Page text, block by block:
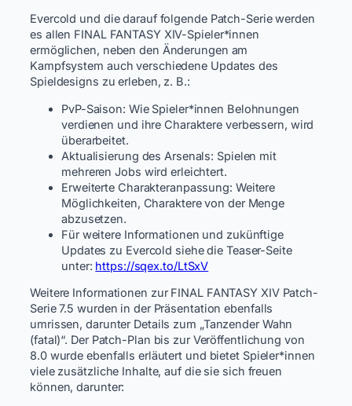
Evercold und die darauf folgende Patch-Serie werden
es allen FINAL FANTASY XIV-Spieler*innen
ermöglichen, neben den Änderungen am
Kampfsystem auch verschiedene Updates des
Spieldesigns zu erleben, z. B.:
PvP-Saison: Wie Spieler*innen Belohnungen
verdienen und ihre Charaktere verbessern, wird
überarbeitet.
Aktualisierung des Arsenals: Spielen mit
mehreren Jobs wird erleichtert.
Erweiterte Charakteranpassung: Weitere
Möglichkeiten, Charaktere von der Menge
abzusetzen.
Für weitere Informationen und zukünftige
Updates zu Evercold siehe die Teaser-Seite
unter: https://sqex.to/LtSxV
Weitere Informationen zur FINAL FANTASY XIV Patch-
Serie 7.5 wurden in der Präsentation ebenfalls
umrissen, darunter Details zum „Tanzender Wahn
(fatal)“. Der Patch-Plan bis zur Veröffentlichung von
8.0 wurde ebenfalls erläutert und bietet Spieler*innen
viele zusätzliche Inhalte, auf die sie sich freuen
können, darunter: